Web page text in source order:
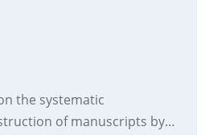
the systematic
of manuscripts by